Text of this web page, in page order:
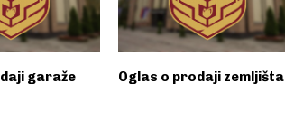
garaže Oglas o prodaji zemljišta